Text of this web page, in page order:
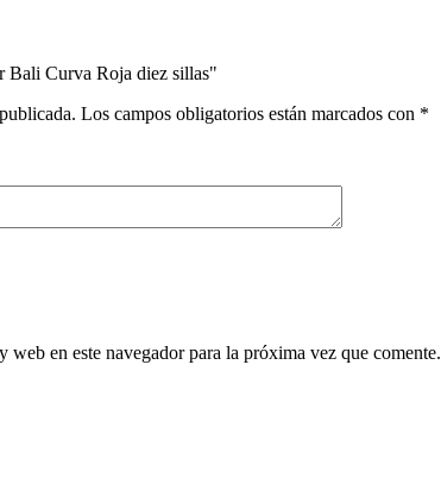
Bali Curva Roja diez sillas"
Los campos obligatorios están marcados con *
en este navegador para la próxima vez que comente.